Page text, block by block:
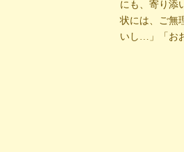
にも、寄り添
状には、ご無
いし…」「お